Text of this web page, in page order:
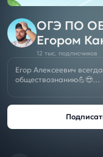
Проверка
сочинений
Тех
и
ОГЭ ПО
Егором
12 тыс. подписчиков
Егор Алексеевич
обществознанию💪😎
теорию, самые
успешной сдачи. Гоу